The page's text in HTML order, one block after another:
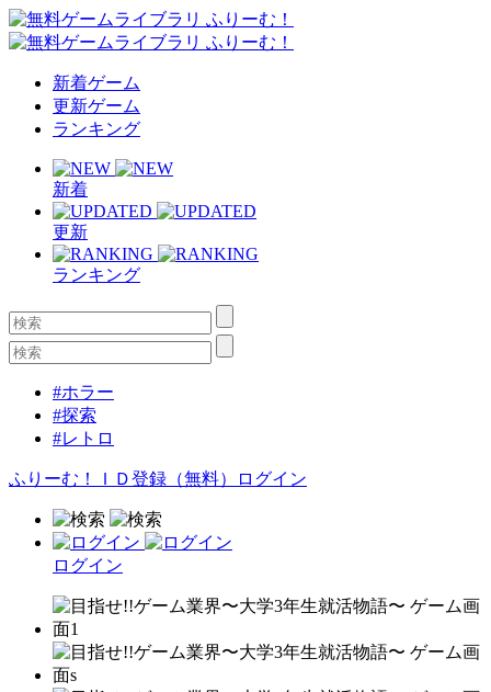
新着ゲーム
更新ゲーム
ランキング
新着
更新
ランキング
#ホラー
#探索
#レトロ
ふりーむ！ＩＤ登録（無料） ログイン
ログイン